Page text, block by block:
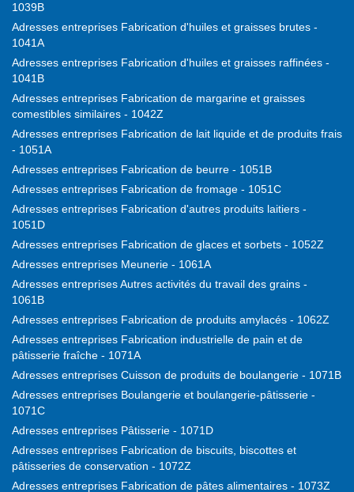
1039B
Adresses entreprises Fabrication d'huiles et graisses brutes -
1041A
Adresses entreprises Fabrication d'huiles et graisses raffinées -
1041B
Adresses entreprises Fabrication de margarine et graisses
comestibles similaires - 1042Z
Adresses entreprises Fabrication de lait liquide et de produits frais
- 1051A
Adresses entreprises Fabrication de beurre - 1051B
Adresses entreprises Fabrication de fromage - 1051C
Adresses entreprises Fabrication d'autres produits laitiers -
1051D
Adresses entreprises Fabrication de glaces et sorbets - 1052Z
Adresses entreprises Meunerie - 1061A
Adresses entreprises Autres activités du travail des grains -
1061B
Adresses entreprises Fabrication de produits amylacés - 1062Z
Adresses entreprises Fabrication industrielle de pain et de
pâtisserie fraîche - 1071A
Adresses entreprises Cuisson de produits de boulangerie - 1071B
Adresses entreprises Boulangerie et boulangerie-pâtisserie -
1071C
Adresses entreprises Pâtisserie - 1071D
Adresses entreprises Fabrication de biscuits, biscottes et
pâtisseries de conservation - 1072Z
Adresses entreprises Fabrication de pâtes alimentaires - 1073Z